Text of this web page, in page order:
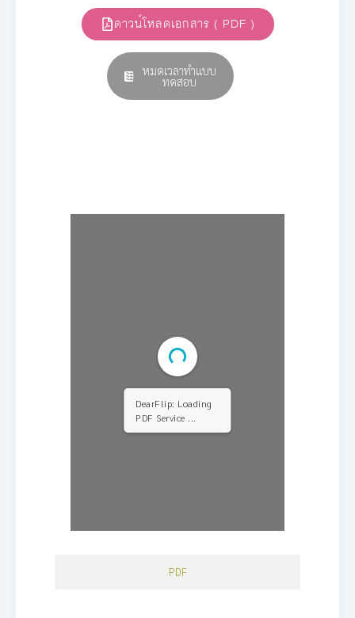
ดาวน์โหลดเอกสาร ( PDF )
หมดเวลาทำแบบ
ทดสอบ
PDF
DearFlip: Loading
PDF Service ...